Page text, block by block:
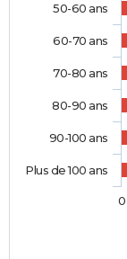
50-60 ans
60-70 ans
70-80 ans
80-90 ans
90-100 ans
Plus de 100 ans
0